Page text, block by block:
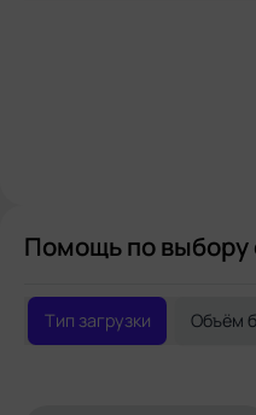
Помощь по
Тип загрузки Объём